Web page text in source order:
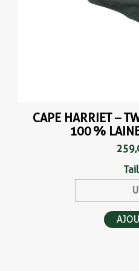
CAPE HARRIET –
100 %